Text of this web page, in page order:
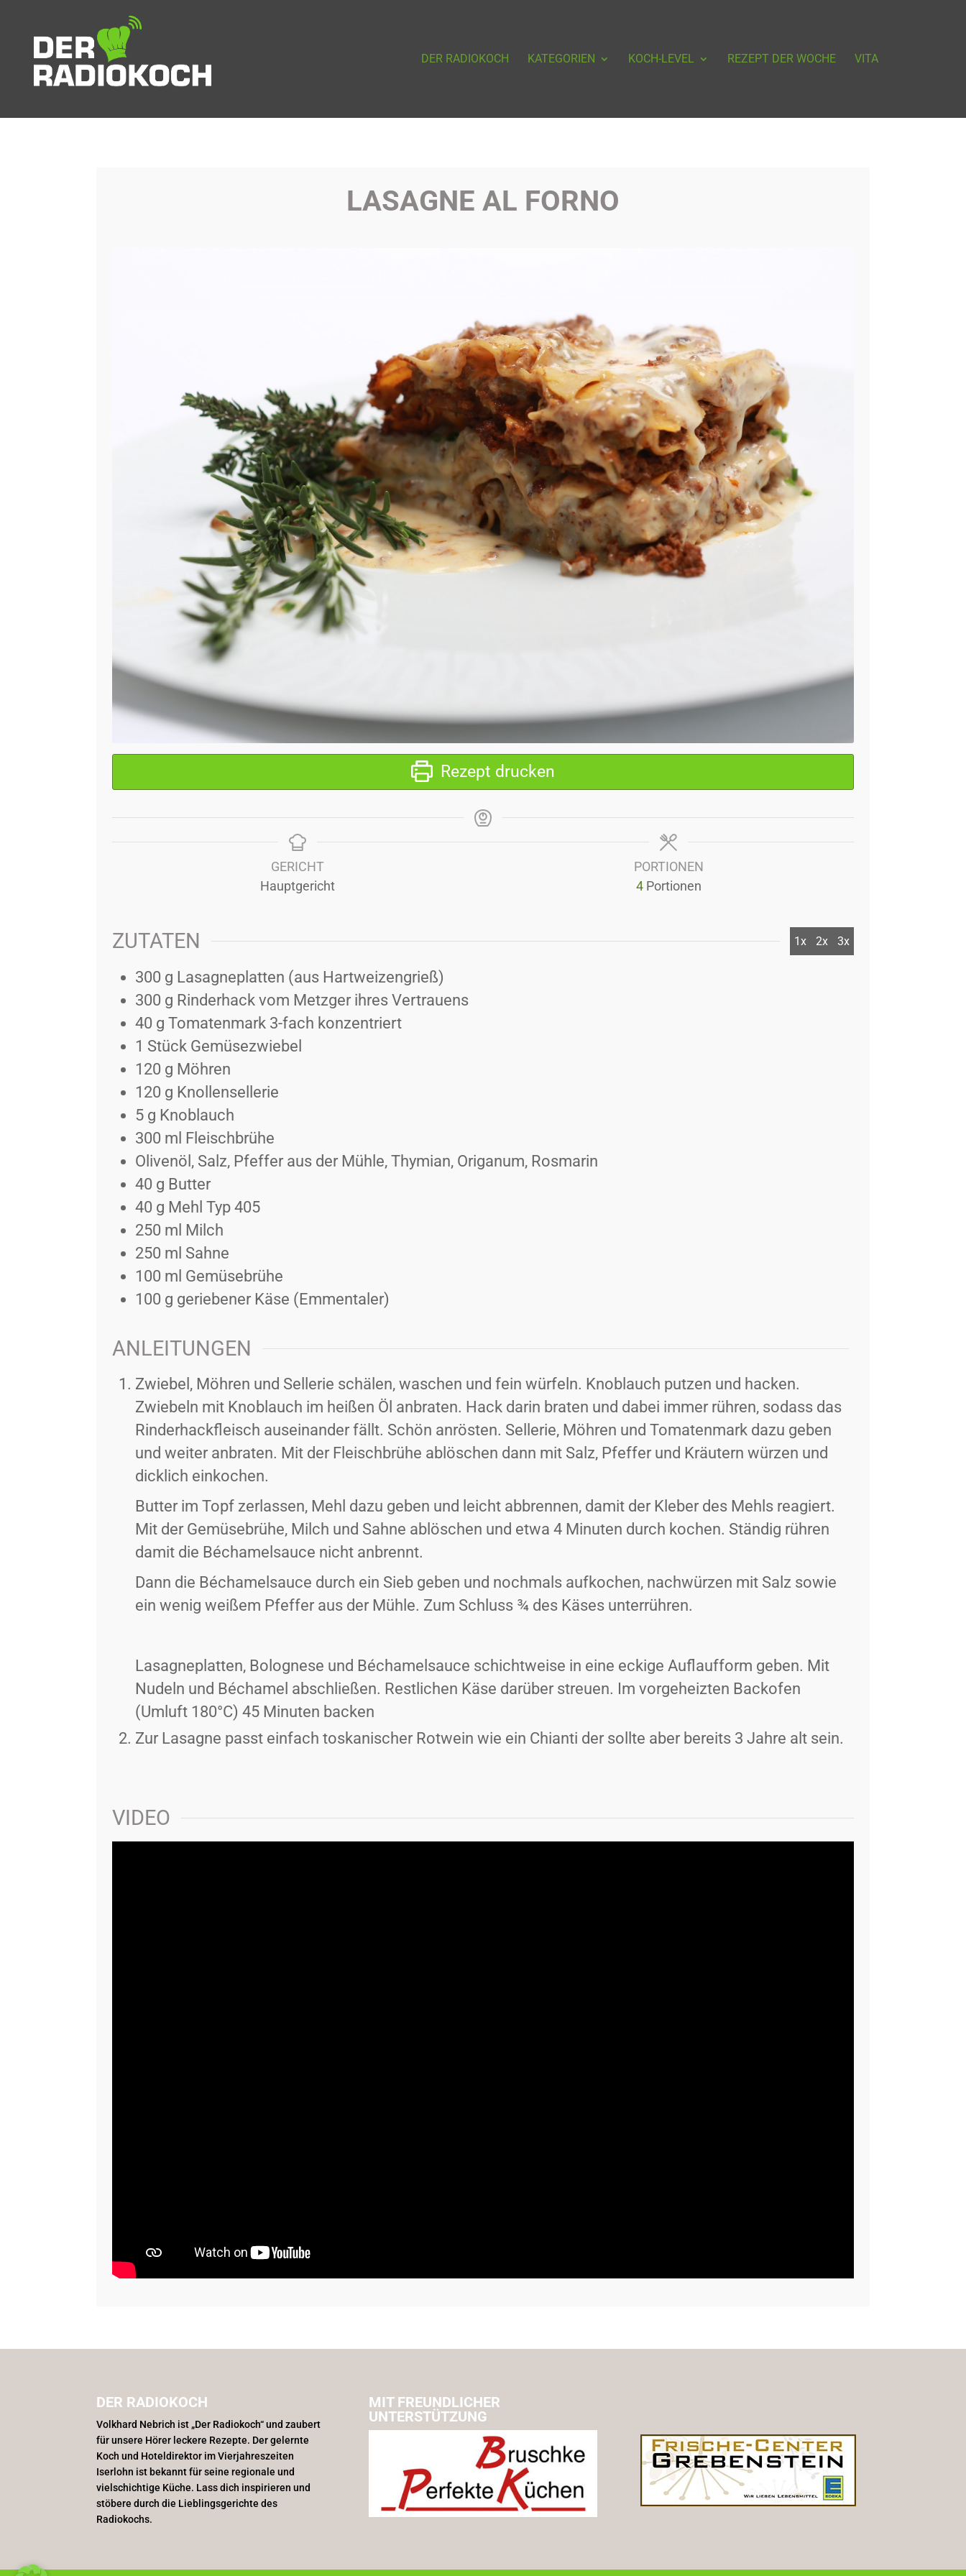
DER RADIOKOCH KATEGORIEN KOCH-LEVEL REZEPT DER WOCHE VITA
LASAGNE AL FORNO
Rezept drucken
GERICHT
Hauptgericht
PORTIONEN
4 Portionen
ZUTATEN 1x 2x 3x
300 g Lasagneplatten (aus Hartweizengrieß)
300 g Rinderhack vom Metzger ihres Vertrauens
40 g Tomatenmark 3-fach konzentriert
1 Stück Gemüsezwiebel
120 g Möhren
120 g Knollensellerie
5 g Knoblauch
300 ml Fleischbrühe
Olivenöl, Salz, Pfeffer aus der Mühle, Thymian, Origanum, Rosmarin
40 g Butter
40 g Mehl Typ 405
250 ml Milch
250 ml Sahne
100 ml Gemüsebrühe
100 g geriebener Käse (Emmentaler)
ANLEITUNGEN
Zwiebel, Möhren und Sellerie schälen, waschen und fein würfeln. Knoblauch putzen und hacken.
Zwiebeln mit Knoblauch im heißen Öl anbraten. Hack darin braten und dabei immer rühren, sodass das
Rinderhackfleisch auseinander fällt. Schön anrösten. Sellerie, Möhren und Tomatenmark dazu geben
und weiter anbraten. Mit der Fleischbrühe ablöschen dann mit Salz, Pfeffer und Kräutern würzen und
dicklich einkochen.
Butter im Topf zerlassen, Mehl dazu geben und leicht abbrennen, damit der Kleber des Mehls reagiert.
Mit der Gemüsebrühe, Milch und Sahne ablöschen und etwa 4 Minuten durch kochen. Ständig rühren
damit die Béchamelsauce nicht anbrennt.
Dann die Béchamelsauce durch ein Sieb geben und nochmals aufkochen, nachwürzen mit Salz sowie
ein wenig weißem Pfeffer aus der Mühle. Zum Schluss ¾ des Käses unterrühren.
Lasagneplatten, Bolognese und Béchamelsauce schichtweise in eine eckige Auflaufform geben. Mit
Nudeln und Béchamel abschließen. Restlichen Käse darüber streuen. Im vorgeheizten Backofen
(Umluft 180°C) 45 Minuten backen
Zur Lasagne passt einfach toskanischer Rotwein wie ein Chianti der sollte aber bereits 3 Jahre alt sein.
VIDEO
DER RADIOKOCH
Volkhard Nebrich ist „Der Radiokoch“ und zaubert
für unsere Hörer leckere Rezepte. Der gelernte
Koch und Hoteldirektor im Vierjahreszeiten
Iserlohn ist bekannt für seine regionale und
vielschichtige Küche. Lass dich inspirieren und
stöbere durch die Lieblingsgerichte des
Radiokochs.
MIT FREUNDLICHER
UNTERSTÜTZUNG